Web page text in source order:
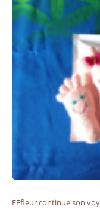
EFfleur continue son